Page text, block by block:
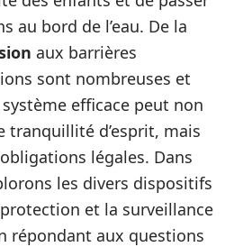
au bord de l’eau. De la
aux barrières
sont nombreuses et
efficace peut non
tranquillité d’esprit, mais
légales. Dans
les divers dispositifs
et la surveillance
répondant aux questions